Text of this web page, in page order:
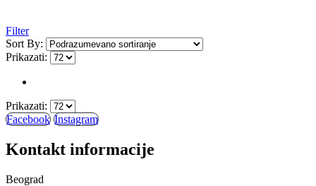
Filter
Sort By:
Prikazati:
Prikazati:
Facebook Instagram
Kontakt informacije
Beograd